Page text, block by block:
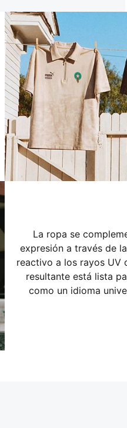
La ropa se
expresión a través de
reactivo a los rayos UV
resultante está lista
como un idioma